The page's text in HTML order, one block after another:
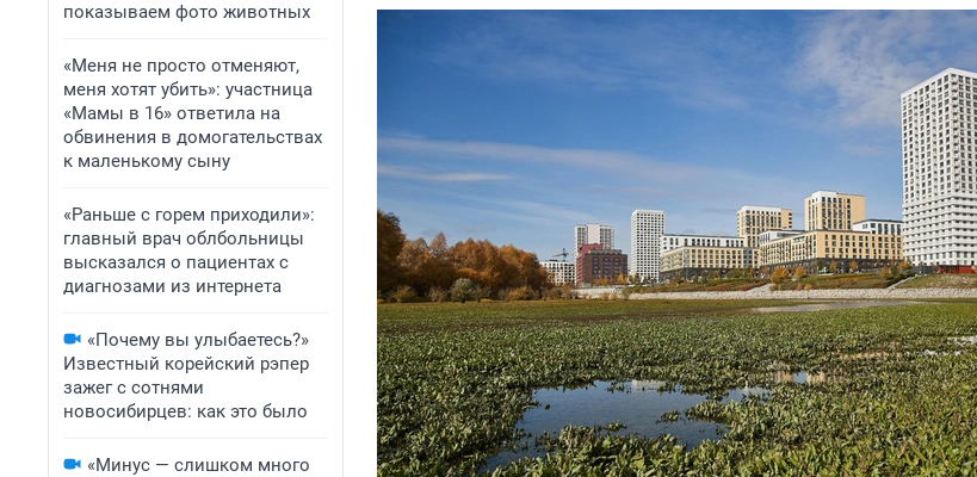
показываем фото животных
«Меня не просто отменяют,
меня хотят убить»: участница
«Мамы в 16» ответила на
обвинения в домогательствах
к маленькому сыну
«Раньше с горем приходили»:
главный врач облбольницы
высказался о пациентах с
диагнозами из интернета
«Почему вы улыбаетесь?»
Известный корейский рэпер
зажег с сотнями
новосибирцев: как это было
«Минус — слишком много